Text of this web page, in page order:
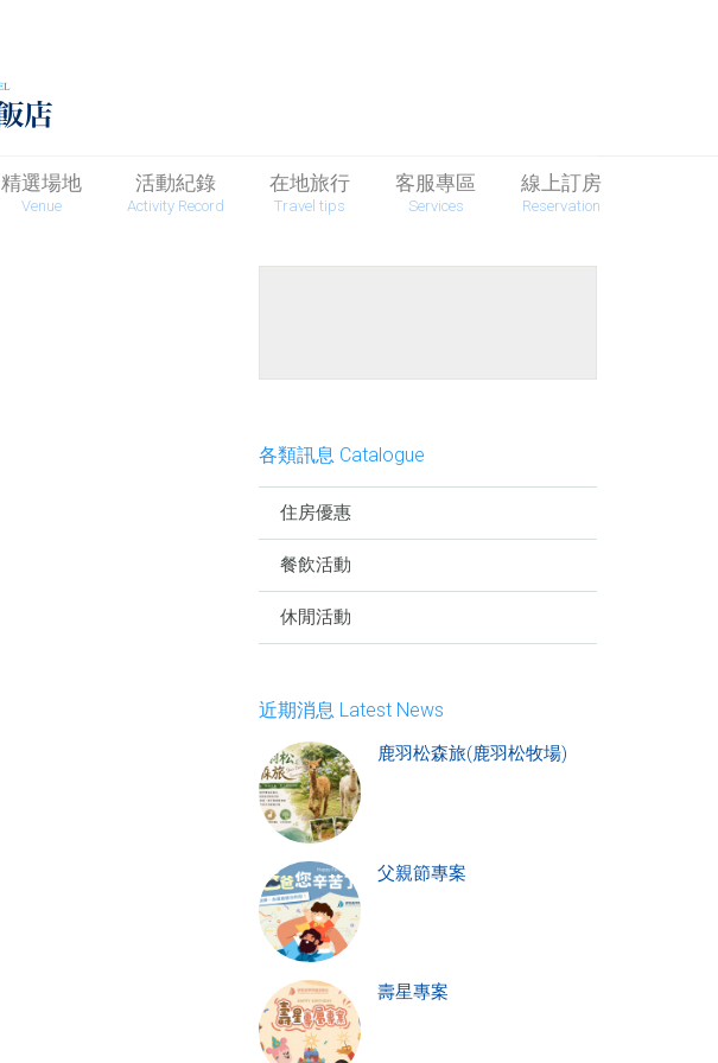
精選場地
Venue
活動紀錄
Activity Record
在地旅行
Travel tips
客服專區
Services
線上訂房
Reservation
各類訊息 Catalogue
住房優惠
餐飲活動
休閒活動
近期消息 Latest News
鹿羽松森旅(鹿羽松牧場)
父親節專案
壽星專案